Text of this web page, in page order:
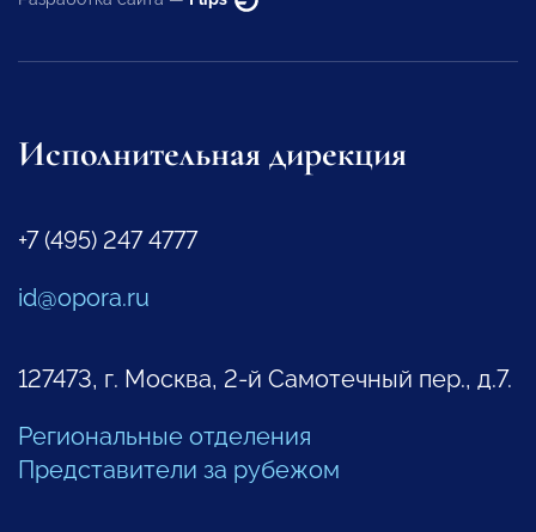
Исполнительная дирекция
+7 (495) 247 4777
id@opora.ru
127473, г. Москва, 2-й Самотечный пер., д.7.
Региональные отделения
Представители за рубежом